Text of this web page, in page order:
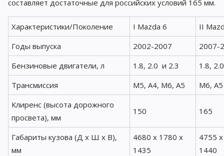
составляет достаточные для российских условий 165 мм.
Характеристики/Поколение I Mazda 6
II
Годы выпуска
2002-2007
2007-
Бензиновые двигатели, л
1.8, 2.0 и 2.3
1.8,
Трансмиссия
М5, А4, М6, А5
М6, А5
Клиренс (высота дорожного
просвета), мм
150 165
Габариты кузова (Д x Ш x В),
мм
4680 x 1780 x
1435
4755
1440